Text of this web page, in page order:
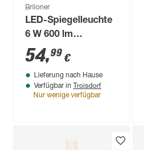
Briloner
LED-Spiegelleuchte
6 W 600 lm
neutralweiß 40 x 4 x
9 cm
54,99 €
Lieferung nach Hause
Verfügbar in Troisdorf
Nur wenige verfügbar